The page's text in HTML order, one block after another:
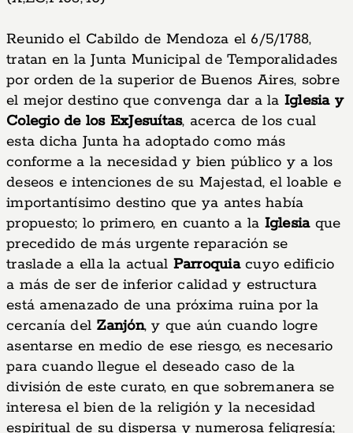
Reunido el Cabildo de Mendoza el 6/5/1788,
tratan en la Junta Municipal de Temporalidades
por orden de la superior de Buenos Aires, sobre
el mejor destino que convenga dar a la Iglesia y
Colegio de los ExJesuítas, acerca de los cual
esta dicha Junta ha adoptado como más
conforme a la necesidad y bien público y a los
deseos e intenciones de su Majestad, el loable e
importantísimo destino que ya antes había
propuesto; lo primero, en cuanto a la Iglesiaque
precedido de más urgente reparación se
traslade a ella la actual Parroquiacuyo edificio
a más de ser de inferior calidad y estructura
está amenazado de una próxima ruina por la
cercanía del Zanjón, y que aún cuando logre
asentarse en medio de ese riesgo, es necesario
para cuando llegue el deseado caso de la
división de este curato, en que sobremanera se
interesa el bien de la religión y la necesidad
espiritual de su dispersa y numerosa feligresía;